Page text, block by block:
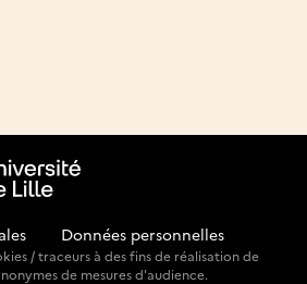
Données personnelles
/ traceurs à des fins de réalisation de
de mesures d'audience.